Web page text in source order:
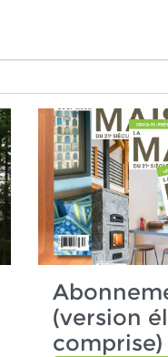
(version
comprise)